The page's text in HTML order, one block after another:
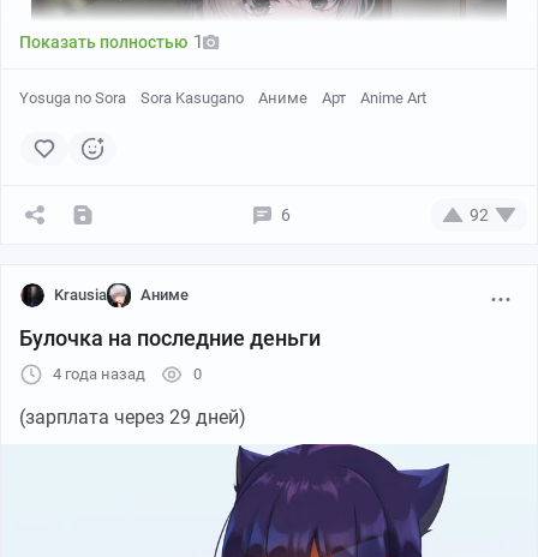
Показать полностью 1
Yosuga no Sora Sora Kasugano Аниме Арт Anime Art
6 92
Krausia Аниме
Булочка на последние деньги
4 года назад 0
(зарплата через 29 дней)